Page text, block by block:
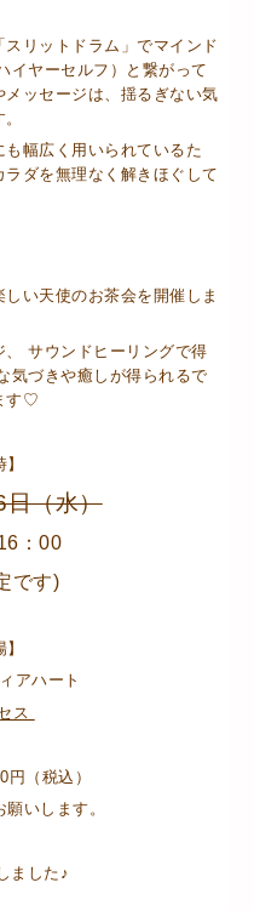
リットドラム」でマインド
イヤーセルフ）と繋がって
ッセージは、揺るぎない気
幅広く用いられているた
ダを無理なく解きほぐして
い天使のお茶会を開催しま
サウンドヒーリングで得
気づきや癒しが得られるで
す♡
（水）
：00
です)
アハート
ス
円（税込）
いします。
ました♪